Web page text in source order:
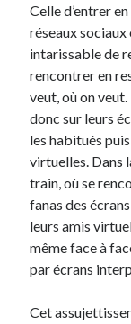
Celle d’entrer
réseaux
intarissable de
rencontrer en
veut, où on
donc sur leurs
les habitués
virtuelles. Dans
train, où se
fanas des
leurs amis
même face à
par écrans
Cet